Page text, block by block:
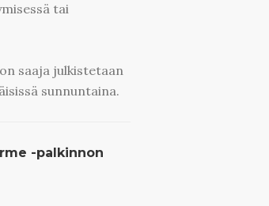
tai
saaja julkistetaan
sunnuntaina.
-palkinnon